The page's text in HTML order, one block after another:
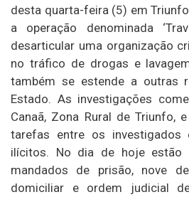
desta quarta-feira (5) em
a operação denominada
desarticular uma organização
no tráfico de drogas e
também se estende a outras
Estado. As investigações
Canaã, Zona Rural de Triunfo,
tarefas entre os investigados
ilícitos. No dia de hoje estão
mandados de prisão, nove
domiciliar e ordem judicial